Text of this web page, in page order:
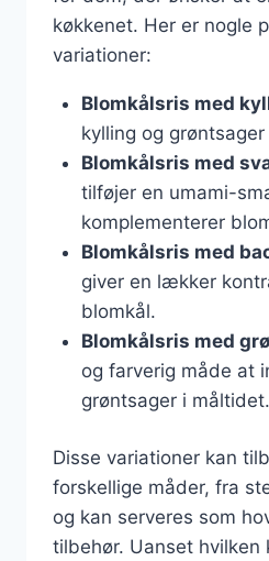
køkkenet. Her er nogle
variationer:
Blomkålsris med
kylling og
Blomkålsris med
tilføjer en umami-
komplementerer
Blomkålsris med
giver en lækker
blomkål.
Blomkålsris med
og farverig måde at
grøntsager i måltidet.
Disse variationer kan
forskellige måder, fra
og kan serveres som
tilbehør. Uanset hvilken